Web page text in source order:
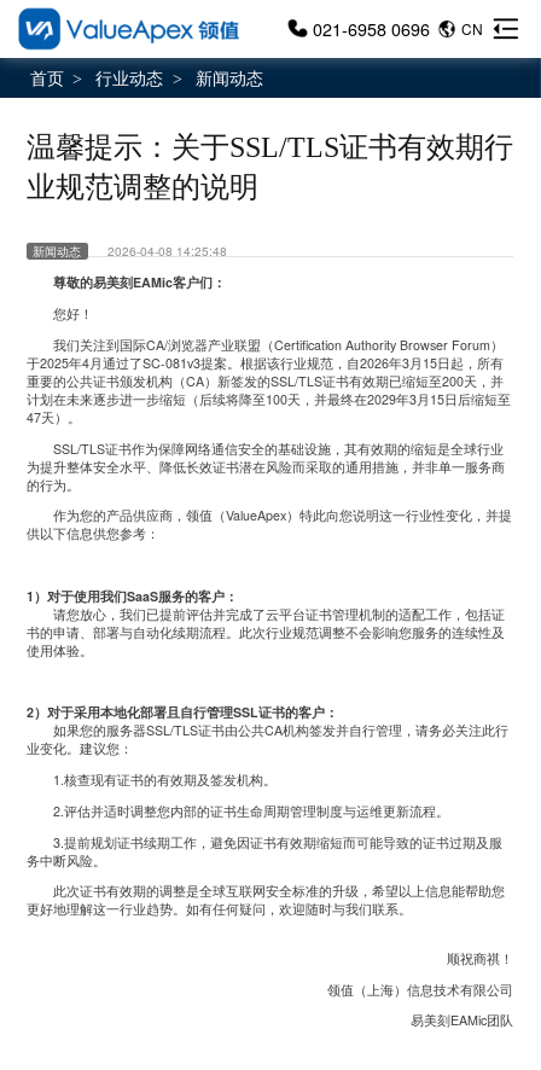
021-6958 0696 CN
首页 > 行业动态 > 新闻动态
温馨提示：关于SSL/TLS证书有效期行
业规范调整的说明
新闻动态
2026-04-08 14:25:48
尊敬的易美刻EAMic客户们：
您好！
我们关注到国际CA/浏览器产业联盟（Certification Authority Browser Forum）
于2025年4月通过了SC-081v3提案。根据该行业规范，自2026年3月15日起，所有
重要的公共证书颁发机构（CA）新签发的SSL/TLS证书有效期已缩短至200天，并
计划在未来逐步进一步缩短（后续将降至100天，并最终在2029年3月15日后缩短至
47天）。
SSL/TLS证书作为保障网络通信安全的基础设施，其有效期的缩短是全球行业
为提升整体安全水平、降低长效证书潜在风险而采取的通用措施，并非单一服务商
的行为。
作为您的产品供应商，领值（ValueApex）特此向您说明这一行业性变化，并提
供以下信息供您参考：
1）对于使用我们SaaS服务的客户：
请您放心，我们已提前评估并完成了云平台证书管理机制的适配工作，包括证
书的申请、部署与自动化续期流程。此次行业规范调整不会影响您服务的连续性及
使用体验。
2）对于采用本地化部署且自行管理SSL证书的客户：
如果您的服务器SSL/TLS证书由公共CA机构签发并自行管理，请务必关注此行
业变化。建议您：
1.核查现有证书的有效期及签发机构。
2.评估并适时调整您内部的证书生命周期管理制度与运维更新流程。
3.提前规划证书续期工作，避免因证书有效期缩短而可能导致的证书过期及服
务中断风险。
此次证书有效期的调整是全球互联网安全标准的升级，希望以上信息能帮助您
更好地理解这一行业趋势。如有任何疑问，欢迎随时与我们联系。
顺祝商祺！
领值（上海）信息技术有限公司
易美刻EAMic团队